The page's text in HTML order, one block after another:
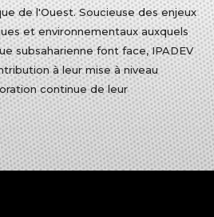
de l'Ouest. Soucieuse des enjeux
et environnementaux auxquels
subsaharienne font face, IPADEV
à leur mise à niveau
continue de leur